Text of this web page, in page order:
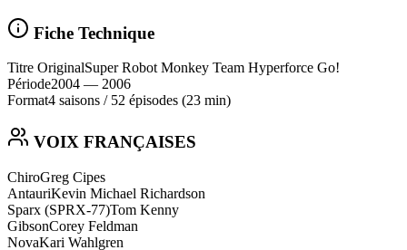
Fiche Technique
Titre OriginalSuper Robot Monkey Team Hyperforce Go!
Période2004 — 2006
Format4 saisons / 52 épisodes (23 min)
VOIX FRANÇAISES
ChiroGreg Cipes
AntauriKevin Michael Richardson
Sparx (SPRX-77)Tom Kenny
GibsonCorey Feldman
NovaKari Wahlgren